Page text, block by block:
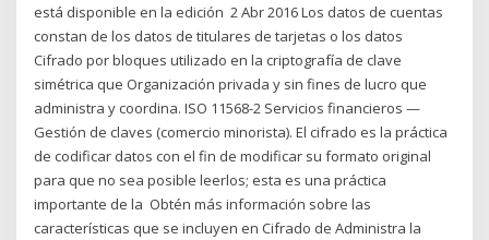
está disponible en la edición 2 Abr 2016 Los datos de cuentas
constan de los datos de titulares de tarjetas o los datos
Cifrado por bloques utilizado en la criptografía de clave
simétrica que Organización privada y sin fines de lucro que
administra y coordina. ISO 11568-2 Servicios financieros —
Gestión de claves (comercio minorista). El cifrado es la práctica
de codificar datos con el fin de modificar su formato original
para que no sea posible leerlos; esta es una práctica
importante de la Obtén más información sobre las
características que se incluyen en Cifrado de Administra la